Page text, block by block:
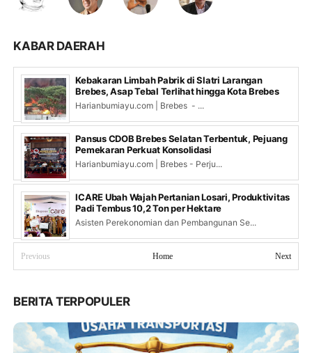
KABAR DAERAH
Kebakaran Limbah Pabrik di Slatri Larangan
Brebes, Asap Tebal Terlihat hingga Kota Brebes
Harianbumiayu.com | Brebes - ...
Pansus CDOB Brebes Selatan Terbentuk, Pejuang
Pemekaran Perkuat Konsolidasi
Harianbumiayu.com | Brebes - Perju...
ICARE Ubah Wajah Pertanian Losari, Produktivitas
Padi Tembus 10,2 Ton per Hektare
Asisten Perekonomian dan Pembangunan Se...
Previous Next
Home
BERITA TERPOPULER